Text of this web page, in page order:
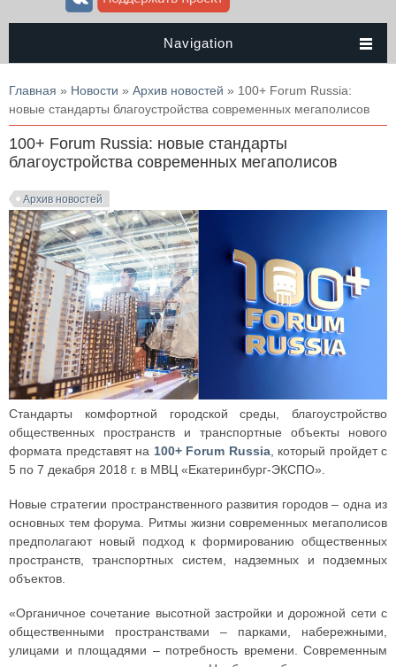
Navigation
Вы здесь
Главная » Новости » Архив новостей » 100+ Forum Russia:
новые стандарты благоустройства современных мегаполисов
100+ Forum Russia: новые стандарты
благоустройства современных мегаполисов
Архив новостей
Стандарты комфортной городской среды, благоустройство
общественных пространств и транспортные объекты нового
формата представят на 100+ Forum Russia, который пройдет с
5 по 7 декабря 2018 г. в МВЦ «Екатеринбург-ЭКСПО».
Новые стратегии пространственного развития городов – одна из
основных тем форума. Ритмы жизни современных мегаполисов
предполагают новый подход к формированию общественных
пространств, транспортных систем, надземных и подземных
объектов.
«Органичное сочетание высотной застройки и дорожной сети с
общественными пространствами – парками, набережными,
улицами и площадями – потребность времени. Современным